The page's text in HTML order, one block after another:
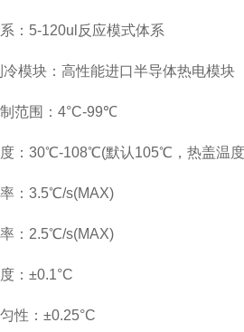
：5-120ul反应模式体系
冷模块：高性能进口半导体热电模块
范围：4°C-99℃
：30℃-108℃(默认105℃，热盖温
：3.5℃/s(MAX)
：2.5℃/s(MAX)
：±0.1°C
性：±0.25°C